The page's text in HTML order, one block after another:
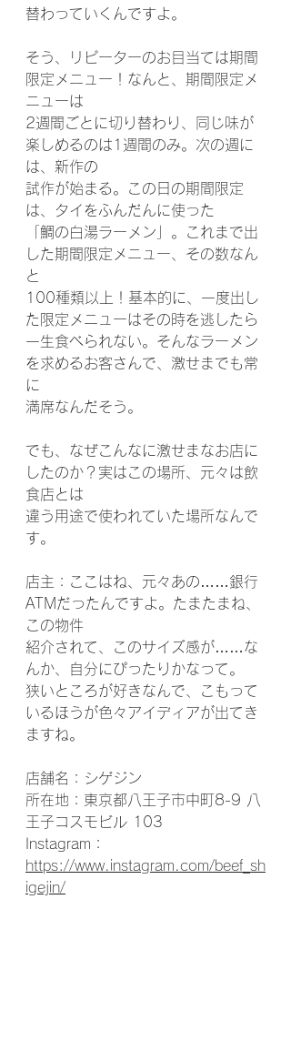
替わっていくんですよ。
そう、リピーターのお目当ては期間
限定メニュー！なんと、期間限定メ
ニューは
2週間ごとに切り替わり、同じ味が
楽しめるのは1週間のみ。次の週に
は、新作の
試作が始まる。この日の期間限定
は、タイをふんだんに使った
「鯛の白湯ラーメン」。これまで出
した期間限定メニュー、その数なん
と
100種類以上！基本的に、一度出し
た限定メニューはその時を逃したら
一生食べられない。そんなラーメン
を求めるお客さんで、激せまでも常
に
満席なんだそう。
でも、なぜこんなに激せまなお店に
したのか？実はこの場所、元々は飲
食店とは
違う用途で使われていた場所なんで
す。
店主：ここはね、元々あの……銀行
ATMだったんですよ。たまたまね、
この物件
紹介されて、このサイズ感が……な
んか、自分にぴったりかなって。
狭いところが好きなんで、こもって
いるほうが色々アイディアが出てき
ますね。
店舗名：シゲジン
所在地：東京都八王子市中町8-9 八
王子コスモビル 103
Instagram：
https://www.instagram.com/beef_sh
igejin/